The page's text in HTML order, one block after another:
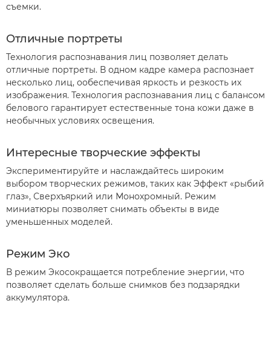
съемки.
Отличные портреты
Технология распознавания лиц позволяет делать
отличные портреты. В одном кадре камера распознает
несколько лиц, ообеспечивая яркость и резкость их
изображения. Технология распознавания лиц с балансом
белового гарантирует естественные тона кожи даже в
необычных условиях освещения.
Интересные творческие эффекты
Экспериментируйте и наслаждайтесь широким
выбором творческих режимов, таких как Эффект «рыбий
глаз», Сверхъяркий или Монохромный. Режим
миниатюры позволяет снимать объекты в виде
уменьшенных моделей.
Режим Эко
В режим Экосокращается потребление энергии, что
позволяет сделать больше снимков без подзарядки
аккумулятора.